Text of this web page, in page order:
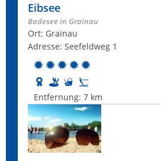
Eibsee
Badesee in Grainau
Ort: Grainau
Adresse: Seefeldweg 1
Entfernung: 7 km